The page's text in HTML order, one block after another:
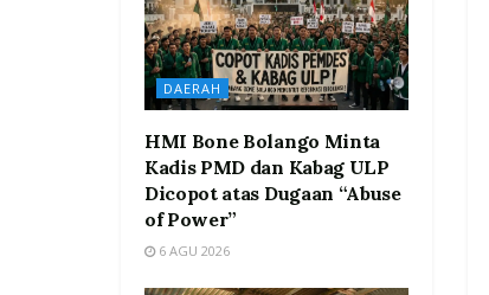
DAERAH
HMI Bone Bolango Minta
Kadis PMD dan Kabag ULP
Dicopot atas Dugaan “Abuse
of Power”
6 AGU 2026